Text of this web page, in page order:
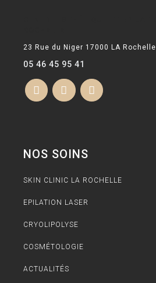
23 Rue du Niger 17000 LA Rochelle
05 46 45 95 41
NOS SOINS
SKIN CLINIC LA ROCHELLE
EPILATION LASER
CRYOLIPOLYSE
COSMÉTOLOGIE
ACTUALITÉS